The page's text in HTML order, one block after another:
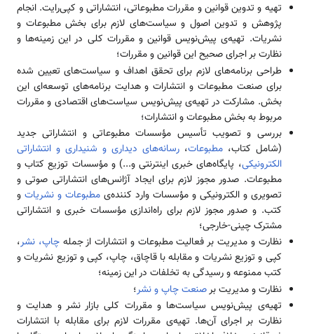
تهیه و تدوین قوانین و مقررات مطبوعاتی، انتشاراتی و کپی‌رایت. انجام
پژوهش و تدوین اصول و سیاست‌های لازم برای بخش مطبوعات و
نشریات. تهیه‌ی پیش‌نویس قوانین و مقررات کلی در این زمینه‌ها و
نظارت بر اجرای صحیح این قوانین و مقررات؛
طراحی برنامه‌های لازم برای تحقق اهداف و سیاست‌های تعیین شده
برای صنعت مطبوعات و انتشارات و هدایت برنامه‌های توسعه‌ای این
بخش. مشارکت در تهیه‌ی پیش‌نویس سیاست‌های اقتصادی و مقررات
مربوط به بخش مطبوعات و انتشارات؛
بررسی و تصویب تأسیس مؤسسات مطبوعاتی و انتشاراتی جدید
(شامل کتاب،مطبوعات،رسانه‌های دیداری و شنیداری و انتشاراتی
الکترونیکی، پایگاه‌های خبری اینترنتی و...) و مؤسسات توزیع کتاب و
مطبوعات. صدور مجوز لازم برای ایجاد آژانس‌های انتشاراتی صوتی و
تصویری و الکترونیکی و مؤسسات وارد کننده‌یمطبوعات و نشریات و
کتب. و صدور مجوز لازم برای راه‌اندازی مؤسسات خبری و انتشاراتی
مشترک چینی-خارجی؛
نظارت و مدیریت بر فعالیت مطبوعات و انتشارات از جملهچاپ، نشر،
کپی و توزیع نشریات و مقابله با قاچاق، چاپ، کپی و توزیع نشریات و
کتب ممنوعه و رسیدگی به تخلفات در این زمینه؛
نظارت و مدیریت برصنعت چاپ و نشر؛
تهیه‌ی پیش‌نویس سیاست‌ها و مقررات کلی بازار نشر و هدایت و
نظارت بر اجرای آن‌ها. تهیه‌ی مقررات لازم برای مقابله با انتشارات